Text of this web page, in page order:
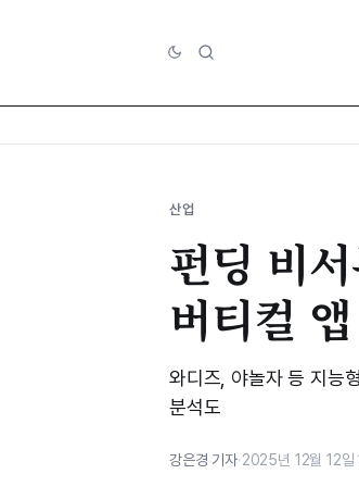
산업
펀딩 비
버티컬
와디즈, 야놀자 등 지능
분석도
강은경 기자·2025년 12월 12